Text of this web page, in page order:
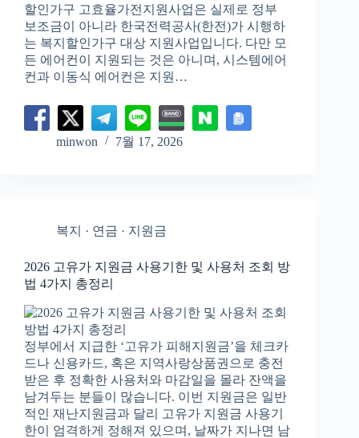
할인가구 고효율가전지원사업은 실제로 정부
보조금이 아니라 한국전력공사(한전)가 시행하
는 복지할인가구 대상 지원사업입니다. 다만 모
든 에어컨이 지원되는 것은 아니며, 시스템에어
컨과 이동식 에어컨은 지원…
minwon 7월 17, 2026
복지 · 연금 · 지원금
2026 고유가 지원금 사용기한 및 사용처 조회 방
법 4가지 총정리
정부에서 지급한 ‘고유가 피해지원금’을 체크카
드나 신용카드, 혹은 지역사랑상품권으로 충전
받은 후 정확한 사용처와 마감일을 몰라 잔액을
남겨두는 분들이 많습니다. 이번 지원금은 일반
적인 재난지원금과 달리 고유가 지원금 사용기
한이 엄격하게 정해져 있으며, 날짜가 지나면 남